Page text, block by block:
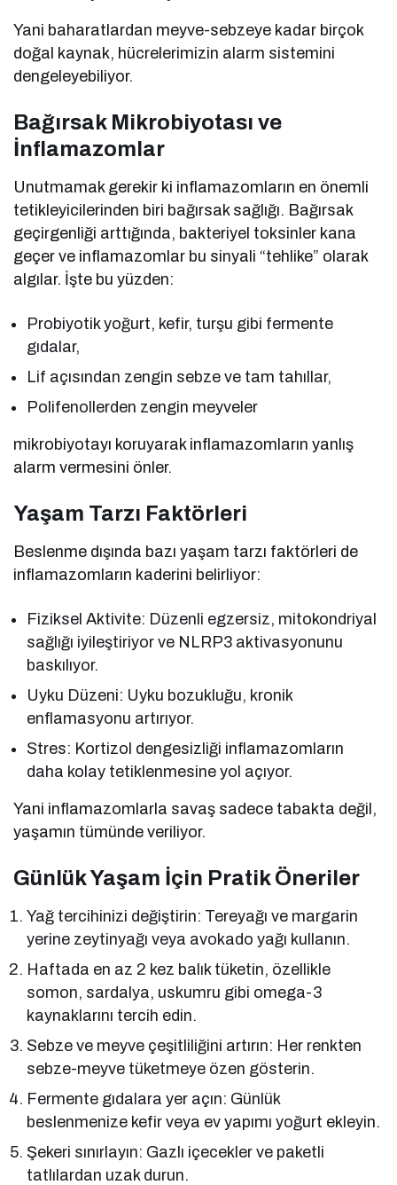
Yani baharatlardan meyve-sebzeye kadar birçok
doğal kaynak, hücrelerimizin alarm sistemini
dengeleyebiliyor.
Bağırsak Mikrobiyotası ve
İnflamazomlar
Unutmamak gerekir ki inflamazomların en önemli
tetikleyicilerinden biri bağırsak sağlığı. Bağırsak
geçirgenliği arttığında, bakteriyel toksinler kana
geçer ve inflamazomlar bu sinyali “tehlike” olarak
algılar. İşte bu yüzden:
Probiyotik yoğurt, kefir, turşu gibi fermente
gıdalar,
Lif açısından zengin sebze ve tam tahıllar,
Polifenollerden zengin meyveler
mikrobiyotayı koruyarak inflamazomların yanlış
alarm vermesini önler.
Yaşam Tarzı Faktörleri
Beslenme dışında bazı yaşam tarzı faktörleri de
inflamazomların kaderini belirliyor:
Fiziksel Aktivite: Düzenli egzersiz, mitokondriyal
sağlığı iyileştiriyor ve NLRP3 aktivasyonunu
baskılıyor.
Uyku Düzeni: Uyku bozukluğu, kronik
enflamasyonu artırıyor.
Stres: Kortizol dengesizliği inflamazomların
daha kolay tetiklenmesine yol açıyor.
Yani inflamazomlarla savaş sadece tabakta değil,
yaşamın tümünde veriliyor.
Günlük Yaşam İçin Pratik Öneriler
Yağ tercihinizi değiştirin: Tereyağı ve margarin
yerine zeytinyağı veya avokado yağı kullanın.
Haftada en az 2 kez balık tüketin, özellikle
somon, sardalya, uskumru gibi omega-3
kaynaklarını tercih edin.
Sebze ve meyve çeşitliliğini artırın: Her renkten
sebze-meyve tüketmeye özen gösterin.
Fermente gıdalara yer açın: Günlük
beslenmenize kefir veya ev yapımı yoğurt ekleyin.
Şekeri sınırlayın: Gazlı içecekler ve paketli
tatlılardan uzak durun.